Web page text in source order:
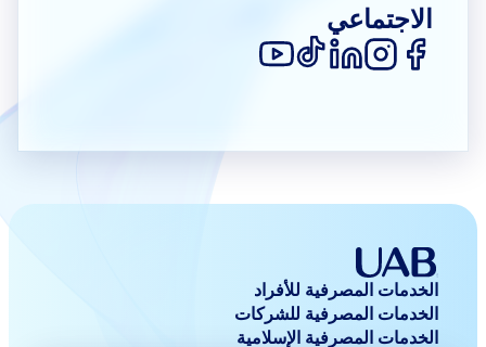
الاجتماعي
الخدمات المصرفية للأفراد
الخدمات المصرفية للشركات
الخدمات المصرفية الإسلامية